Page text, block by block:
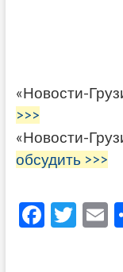
«Новости-
>>>
«Новости-
обсудить >>>
F T E